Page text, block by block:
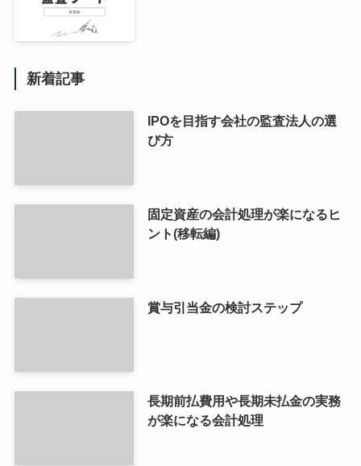
新着記事
IPOを目指す会社の監査法人の選
び方
固定資産の会計処理が楽になるヒ
ント(移転編)
賞与引当金の検討ステップ
長期前払費用や長期未払金の実務
が楽になる会計処理